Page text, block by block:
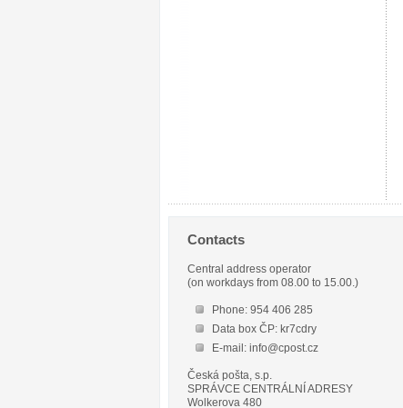
Contacts
Central address operator
(on workdays from 08.00 to 15.00.)
Phone: 954 406 285
Data box ČP: kr7cdry
E-mail: info@cpost.cz
Česká pošta, s.p.
SPRÁVCE CENTRÁLNÍ ADRESY
Wolkerova 480